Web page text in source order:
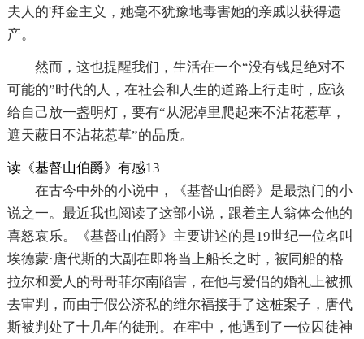
夫人的'拜金主义，她毫不犹豫地毒害她的亲戚以获得遗
产。
然而，这也提醒我们，生活在一个“没有钱是绝对不
可能的”时代的人，在社会和人生的道路上行走时，应该
给自己放一盏明灯，要有“从泥淖里爬起来不沾花惹草，
遮天蔽日不沾花惹草”的品质。
读《基督山伯爵》有感13
在古今中外的小说中，《基督山伯爵》是最热门的小
说之一。最近我也阅读了这部小说，跟着主人翁体会他的
喜怒哀乐。《基督山伯爵》主要讲述的是19世纪一位名叫
埃德蒙·唐代斯的大副在即将当上船长之时，被同船的格
拉尔和爱人的哥哥菲尔南陷害，在他与爱侣的婚礼上被抓
去审判，而由于假公济私的维尔福接手了这桩案子，唐代
斯被判处了十几年的徒刑。在牢中，他遇到了一位囚徒神